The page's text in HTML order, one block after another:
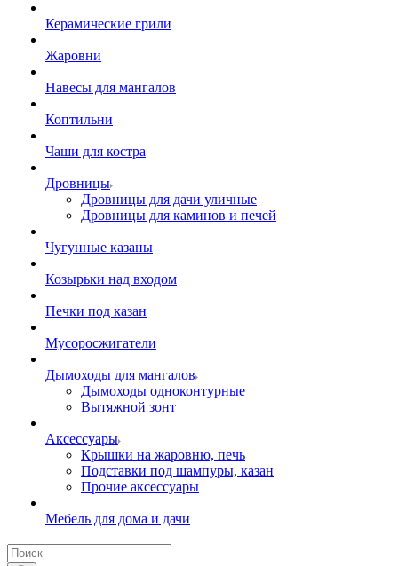
Керамические грили
Жаровни
Навесы для мангалов
Коптильни
Чаши для костра
Дровницы
Дровницы для дачи уличные
Дровницы для каминов и печей
Чугунные казаны
Козырьки над входом
Печки под казан
Мусоросжигатели
Дымоходы для мангалов
Дымоходы одноконтурные
Вытяжной зонт
Аксессуары
Крышки на жаровню, печь
Подставки под шампуры, казан
Прочие аксессуары
Мебель для дома и дачи